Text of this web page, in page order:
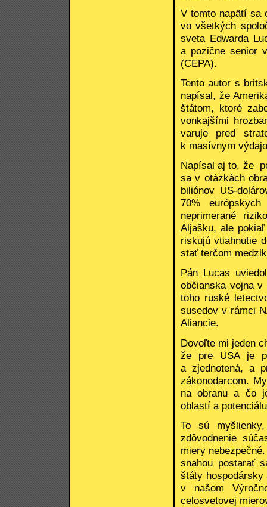
V tomto napätí sa
vo všetkých
sveta Edwarda
a pozične senior
(CEPA).
Tento autor s
napísal, že
štátom, ktoré
vonkajšími
varuje pred
k masívnym
Napísal aj to, že
sa v otázkách
biliónov US-
70%
neprimerané
Aljašku, ale
riskujú vtiahnutie
stať terčom
Pán Lucas
občianska vojna
toho ruské
susedov v rámci
Aliancie.
Dovoľte mi jeden
že pre USA je
a zjednotená, a
zákonodarcom.
na obranu a čo
oblastí a
To sú
zdôvodnenie
miery
snahou postarať
štáty
v našom
celosvetovej